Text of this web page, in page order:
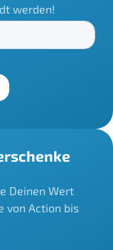
werden!
Deinen Wert
von Action bis